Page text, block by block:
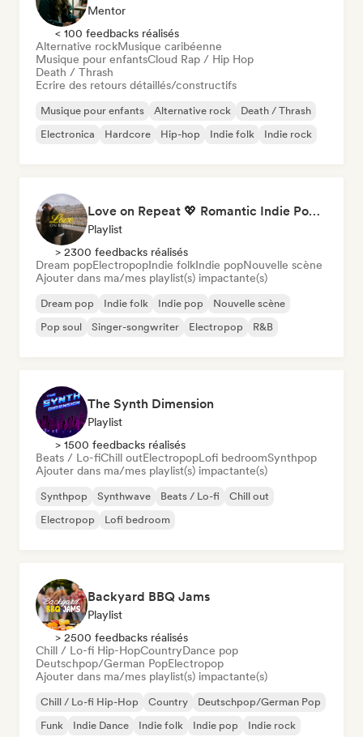
Mentor
< 100 feedbacks réalisés
Alternative rockMusique caribéenne
Musique pour enfantsCloud Rap / Hip Hop
Death / Thrash
Ecrire des retours détaillés/constructifs
Musique pour enfants Alternative rock
Death / Thrash
Electronica
Hardcore Hip-hop Indie folk Indie rock
Love on Repeat 💖 Romantic Indie Pop, Neo Soul & Singer-Songwriter
Playlist
> 2300 feedbacks réalisés
Dream popElectropopIndie folkIndie popNouvelle scène
Ajouter dans ma/mes playlist(s) impactante(s)
Dream pop Indie folk Indie pop
Nouvelle scène
Pop soul
Singer-songwriter Electropop R&B
The Synth Dimension
Playlist
> 1500 feedbacks réalisés
Beats / Lo-fiChill outElectropopLofi bedroomSynthpop
Ajouter dans ma/mes playlist(s) impactante(s)
Synthpop Synthwave Beats / Lo-fi
Chill out
Electropop
Lofi bedroom
Backyard BBQ Jams
Playlist
> 2500 feedbacks réalisés
Chill / Lo-fi Hip-HopCountryDance pop
Deutschpop/German PopElectropop
Ajouter dans ma/mes playlist(s) impactante(s)
Chill / Lo-fi Hip-Hop Country
Deutschpop/German Pop
Funk
Indie Dance Indie folk Indie pop Indie rock